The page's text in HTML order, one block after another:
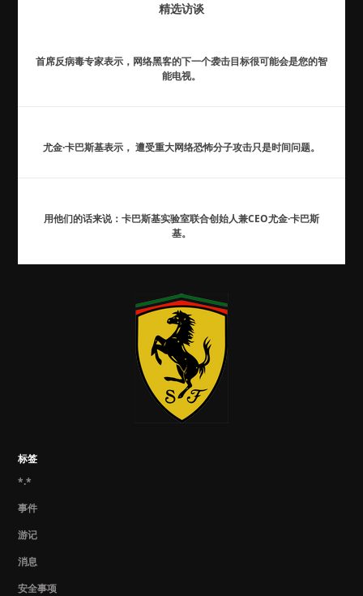
精选访谈
首席反病毒专家表示，网络黑客的下一个袭击目标很可能会是您的智
能电视。
尤金·卡巴斯基表示， 遭受重大网络恐怖分子攻击只是时间问题。
用他们的话来说：卡巴斯基实验室联合创始人兼CEO尤金·卡巴斯
基。
标签
*.*
事件
游记
消息
安全事项